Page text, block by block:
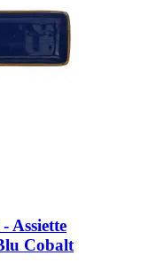
Assiette
Cobalt